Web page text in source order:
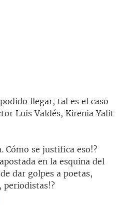
llegar, tal es el caso
Luis Valdés, Kirenia Yalit
Cómo se justifica eso!?
en la esquina del
dar golpes a poetas,
periodistas!?